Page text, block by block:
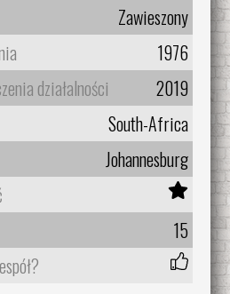
Zawieszony
1976
działalności
2019
South-Africa
Johannesburg
15